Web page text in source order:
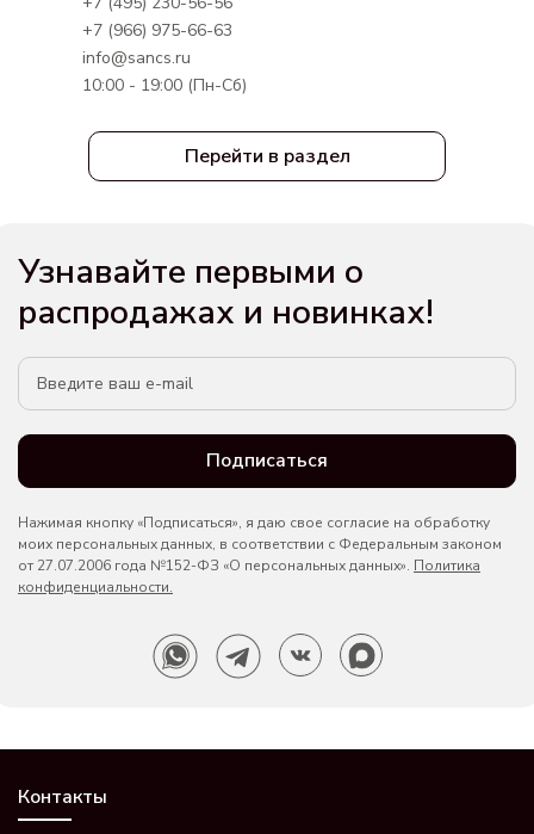
Перейти в раздел
+7 (966) 975-66-63
info@sancs.ru
10:00 - 19:00 (Пн-Сб)
Узнавайте первыми о
распродажах и новинках!
Подписаться
Нажимая кнопку «Подписаться», я даю свое согласие на обработку
моих персональных данных, в соответствии с Федеральным законом
от 27.07.2006 года №152-ФЗ «О персональных данных». Политика
конфиденциальности.
Контакты